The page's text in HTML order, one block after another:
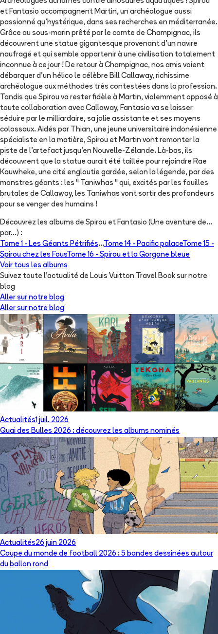
et Fantasio accompagnent Martin, un archéologue aussi
passionné qu'hystérique, dans ses recherches en méditerranée.
Grâce au sous-marin prêté par le comte de Champignac, ils
découvrent une statue gigantesque provenant d'un navire
naufragé et qui semble appartenir à une civilisation totalement
inconnue à ce jour ! De retour à Champignac, nos amis voient
débarquer d'un hélico le célèbre Bill Callaway, richissime
archéologue aux méthodes très contestées dans la profession.
Tandis que Spirou va rester fidèle à Martin, violemment opposé à
toute collaboration avec Callaway, Fantasio va se laisser
séduire par le milliardaire, sa jolie assistante et ses moyens
colossaux. Aidés par Thian, une jeune universitaire indonésienne
spécialiste en la matière, Spirou et Martin vont remonter la
piste de l'artefact jusqu'en Nouvelle-Zélande. Là-bas, ils
découvrent que la statue aurait été taillée pour rejoindre Rae
Kauwheke, une cité engloutie gardée, selon la légende, par des
monstres géants : les " Taniwhas " qui, excités par les fouilles
brutales de Callaway, les Taniwhas vont sortir des profondeurs
pour se venger des humains !
Découvrez les albums de Spirou et Fantasio (Une aventure de...
par...) :
Tome 1 - Les Géants Pétrifiés...Tome 14 - Pacific palaceTome 15 -
Spirou chez les FousTome 16 - Spirou et la Gorgone bleue
Voir tous les albums
Suivez toute l'actualité de Louis Vuitton Travel Book sur notre
blog
Aller sur notre blog
Aller sur notre blog
Actualités1 juil. 2026
Quai des Bulles 2026 : découvrez les albums nominés
Actualités26 juin 2026
Coupe du monde de football 2026 : 5 bandes dessinées autour
du ballon rond